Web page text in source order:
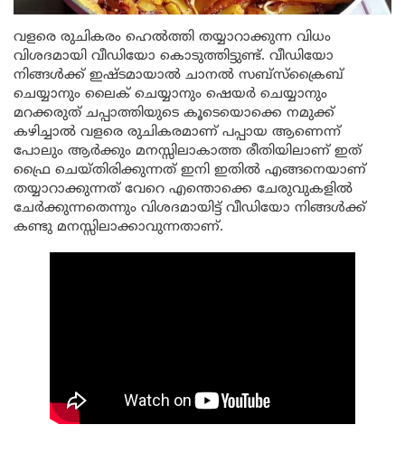
വളരെ രുചികരം ഹെൽത്തി തയ്യാറാക്കുന്ന വിധം
വിശദമായി വീഡിയോ കൊടുത്തിട്ടുണ്ട്. വീഡിയോ
നിങ്ങൾക്ക് ഇഷ്ടമായാൽ ചാനൽ സബ്സ്ക്രൈബ്
ചെയ്യാനും ലൈക് ചെയ്യാനും ഷെയർ ചെയ്യാനും
മറക്കരുത് ചപ്പാത്തിയുടെ കൂടെയൊക്കെ നമുക്ക്
കഴിച്ചാൽ വളരെ രുചികരമാണ് പപ്പായ ആണെന്ന്
പോലും ആർക്കും മനസ്സിലാകാത്ത രീതിയിലാണ് ഇത്
ഫ്രൈ ചെയ്തിരിക്കുന്നത് ഇനി ഇതിൽ എങ്ങനെയാണ്
തയ്യാറാക്കുന്നത് വേറെ എന്തൊക്കെ ചേരുവുകളിൽ
ചേർക്കുന്നതെന്നും വിശദമായിട്ട് വീഡിയോ നിങ്ങൾക്ക്
കണ്ടു മനസ്സിലാക്കാവുന്നതാണ്.